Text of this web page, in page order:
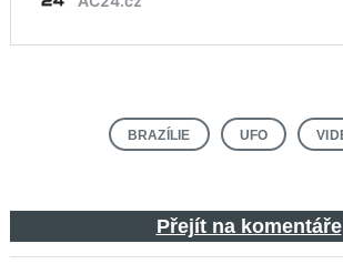
BRAZÍLIE UFO
Přejít na komentáře